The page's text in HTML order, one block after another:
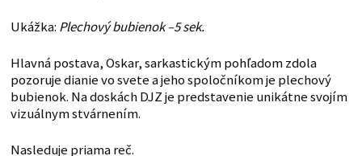
Ukážka: Plechový bubienok –5 sek.
Hlavná postava, Oskar, sarkastickým pohľadom zdola
pozoruje dianie vo svete a jeho spoločníkom je plechový
bubienok. Na doskách DJZ je predstavenie unikátne svojím
vizuálnym stvárnením.
Nasleduje priama reč.